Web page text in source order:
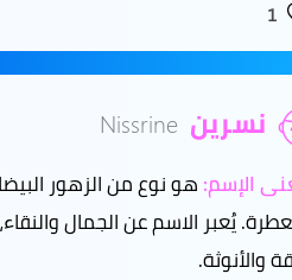
1
نسرين Nissrine
الإسم:هو نوع من الزهور
يُعبر الاسم عن الجمال
والأنوثة.